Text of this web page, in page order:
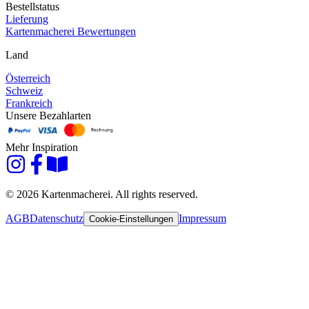
Bestellstatus
Lieferung
Kartenmacherei Bewertungen
Land
Österreich
Schweiz
Frankreich
Unsere Bezahlarten
Mehr Inspiration
© 2026 Kartenmacherei. All rights reserved.
AGBDatenschutz Cookie-Einstellungen Impressum